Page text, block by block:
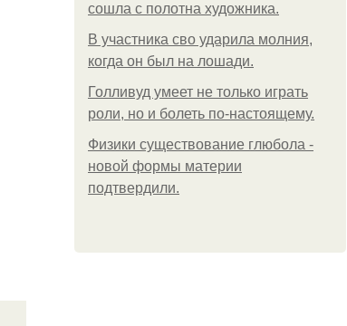
сошла с полотна художника.
В участника сво ударила молния,
когда он был на лошади.
Голливуд умеет не только играть
роли, но и болеть по-настоящему.
Физики существование глюбола -
новой формы материи
подтвердили.